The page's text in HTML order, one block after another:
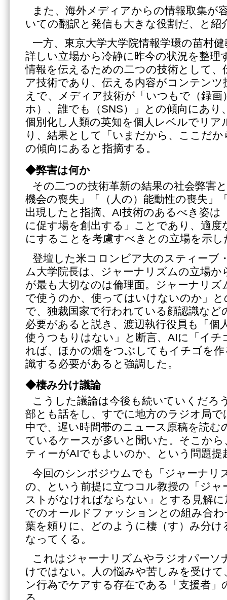
また、海外メディアからの情報取集が
いての翻訳と発信も大きな役割だ、と紹
一方、東京大学大学院情報学環の苗村
詳しい立場から冷静に昨今の状況を整理
情報を伝えるための二つの技術として
ア技術であり、伝える内容がコンテン
えで、メディア技術が「いつもで（録
ホ）、誰でも（SNS）」との傾向にあり
個別化し人類の英知を個人レベルでリア
り、結果として「いまだから、ここだ
の傾向にあると指摘する。
◆弊害は何か
その二つの技術革新の結果の社会弊害
機会の喪失」「（人の）能動性の喪失」
出現したと指摘、AI技術のあるべき姿は
に促す場を創出する」ことであり、適度
にすることを考慮すべきとの立場を示し
登壇した米コロンビア大のスティーブ
ム大学院長は、ジャーナリズムの立場
が最も大切なのは倫理面。ジャーナリ
で使うのか、使ってはいけないのか」
で、独裁国家で行われている顔認識など
必要があると説き、渡辺執行役員も「個
使うつもりはない」と断言、AIに「イチ
れば、ほかの畑をつぶしてもイチゴを
識する必要があると強調した。
◆棲み分け議論
こうした議論は今後も続いていくだろ
部とも話をし、すでに地方のラジオ局で
中で、遅い時間帯のニュース原稿を読む
ているケースが多いと聞いた。そこか
ティーがAIでもよいのか、という問題提
今回のシンポジウムでも「ジャーナリ
の、という前提に立つコル教授の「ジ
ストがなければならない」とする見解
でのオールドファッションとの組み合
葉を頼りに、どのように棲（す）み分け
なってくる。
これはジャーナリズムやラジオパーソ
けではない。人の悩みや苦しみを受け
ン行為でケアする存在である「支援者」